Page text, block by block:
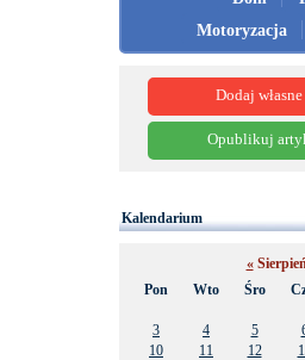
Motoryzacja
Dodaj
Opublikuj
Kalendarium
«
Pon
Wto Śro
3
4 5
10
11 12